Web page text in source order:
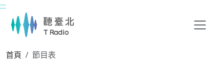
主要內容區塊
:::
首頁
節目表